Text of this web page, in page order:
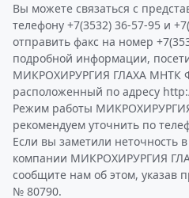
Вы можете связаться с
телефону +7(3532) 36-57-95 и
отправить факс на номер
подробной информации,
МИКРОХИРУРГИЯ ГЛАХА МНТК
расположенный по адресу
Режим работы
рекомендуем уточнить по
Если вы заметили неточность
компании МИКРОХИРУРГИЯ
сообщите нам об этом, указав
№ 80790.